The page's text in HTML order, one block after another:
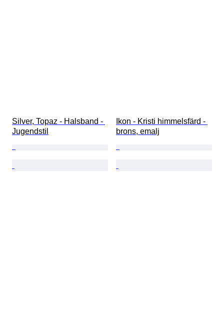
Silver, Topaz - Halsband -
Jugendstil
Ikon - Kristi himmelsfärd -
brons, emalj